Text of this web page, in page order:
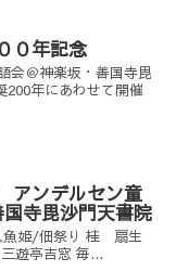
０年記念
＠神楽坂・善国寺毘
200年にあわせて開催
アンデルセン童
寺毘沙門天書院
魚姫/佃祭り 桂 扇生
遊亭吉窓 毎...